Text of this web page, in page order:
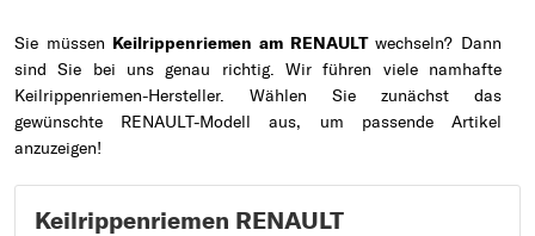
Sie müssen Keilrippenriemen am RENAULTwechseln? Dann
sind Sie bei uns genau richtig. Wir führen viele namhafte
Keilrippenriemen-Hersteller. Wählen Sie zunächst das
gewünschte RENAULT-Modell aus, um passende Artikel
anzuzeigen!
Keilrippenriemen RENAULT